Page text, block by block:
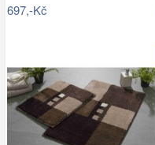
697,-Kč